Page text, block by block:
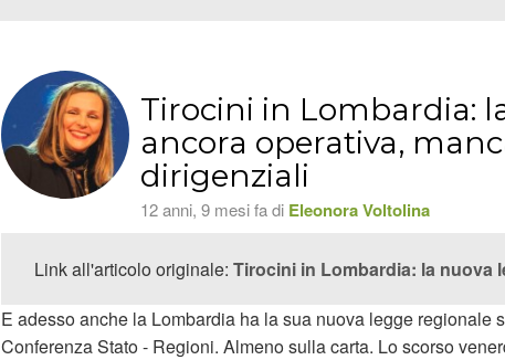
Tirocini in Lombardia:
ancora operativa,
dirigenziali
12 anni, 9 mesi fa di Eleonora Voltolina
Link all'articolo originale: Tirocini in Lombardia: la nuova
E adesso anche la Lombardia ha la sua nuova legge
Conferenza Stato - Regioni. Almeno sulla carta. Lo scorso